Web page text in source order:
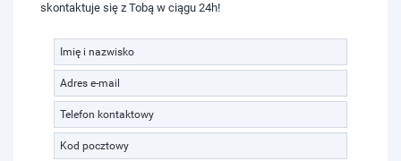
skontaktuje się z Tobą w ciągu 24h!